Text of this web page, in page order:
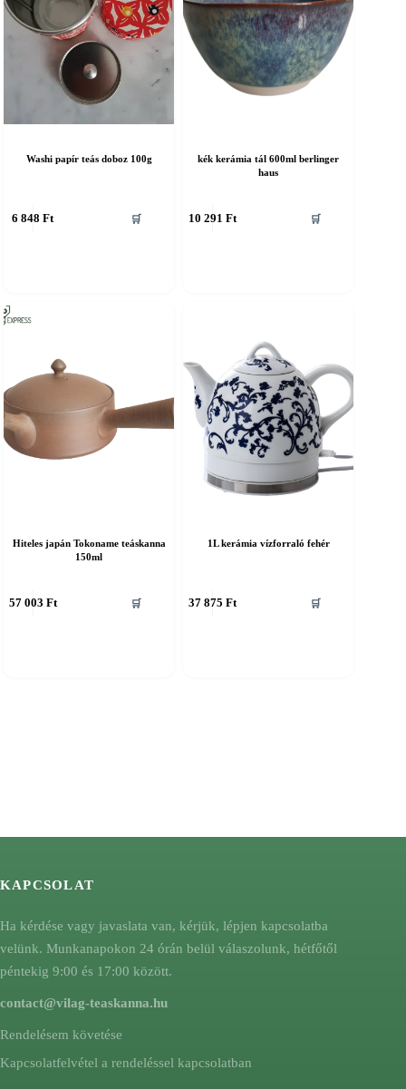
Washi papír teás doboz 100g
6 848Ft 🛒
kék kerámia tál 600ml berlinger
haus
10 291 Ft 🛒
Hiteles japán Tokoname teáskanna
150ml
57 003 Ft 🛒
1L kerámia vízforraló fehér
37 875 Ft 🛒
KAPCSOLAT
Ha kérdése vagy javaslata van, kérjük, lépjen kapcsolatba
velünk. Munkanapokon 24 órán belül válaszolunk, hétfőtől
péntekig 9:00 és 17:00 között.
contact@vilag-teaskanna.hu
Rendelésem követése
Kapcsolatfelvétel a rendeléssel kapcsolatban